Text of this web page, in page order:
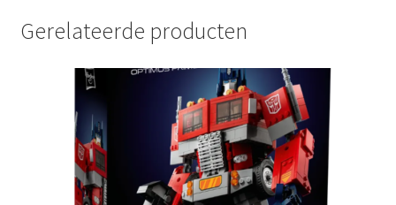
Gerelateerde producten